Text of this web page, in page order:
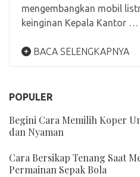
mengembangkan mobil
keinginan Kepala Kantor …
BACA SELENGKAPNYA
POPULER
Begini Cara Memilih Koper
dan Nyaman
Cara Bersikap Tenang Saat
Permainan Sepak Bola